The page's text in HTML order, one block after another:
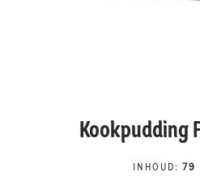
Kookpudding
INHOUD : 79